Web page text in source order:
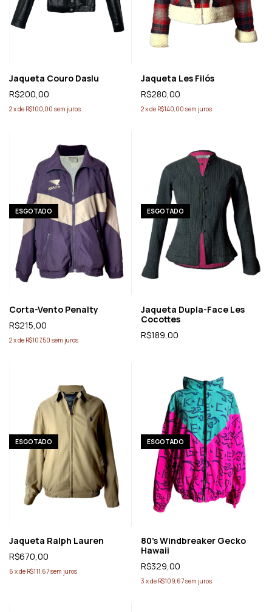
Jaqueta Couro Daslu
R$200,00
2xde R$100,00 sem juros
Jaqueta Les Filós
R$280,00
2xde R$140,00 sem juros
ESGOTADO
Corta-Vento Penalty
R$215,00
2xde R$107,50 sem juros
ESGOTADO
Jaqueta Dupla-Face Les
Cocottes
R$189,00
ESGOTADO
Jaqueta Ralph Lauren
R$670,00
6 xde R$111,67sem juros
ESGOTADO
80’s Windbreaker Gecko
Hawaii
R$329,00
3 xde R$109,67sem juros